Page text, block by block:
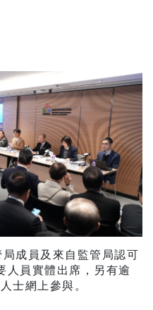
成員及來自監管局認可
人員實體出席，另有逾
士網上參與。